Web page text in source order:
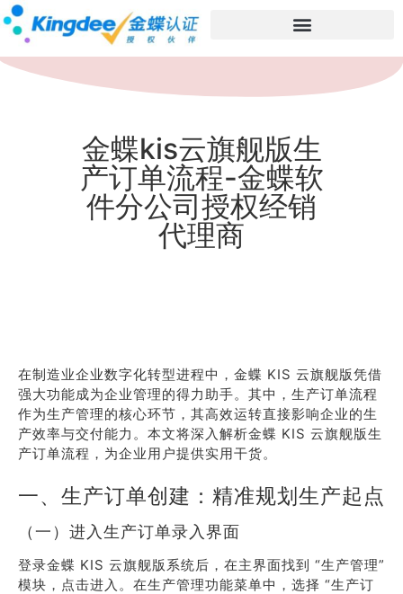
金蝶kis云旗舰版生
产订单流程-金蝶软
件分公司授权经销
代理商
在制造业企业数字化转型进程中，金蝶 KIS 云旗舰版凭借
强大功能成为企业管理的得力助手。其中，生产订单流程
作为生产管理的核心环节，其高效运转直接影响企业的生
产效率与交付能力。本文将深入解析金蝶 KIS 云旗舰版生
产订单流程，为企业用户提供实用干货。
一、生产订单创建：精准规划生产起点
（一）进入生产订单录入界面
登录金蝶 KIS 云旗舰版系统后，在主界面找到 “生产管理”
模块，点击进入。在生产管理功能菜单中，选择 “生产订